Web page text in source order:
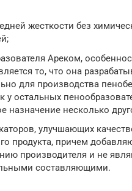
жесткости без
Ареком,
то, что она
для производства
у остальных
назначение несколько
улучшающих
продукта, причем
производителя и не
составляющими.